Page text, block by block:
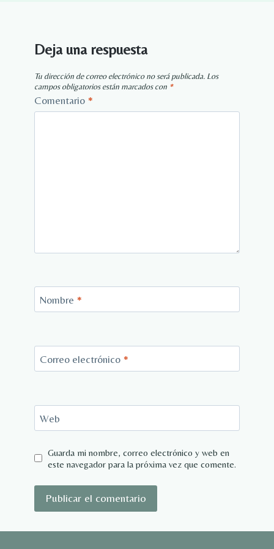
Deja una respuesta
Tu dirección de correo electrónico no será publicada. Los
campos obligatorios están marcados con *
Comentario *
Nombre *
Correo electrónico *
Web
Guarda mi nombre, correo electrónico y web en
este navegador para la próxima vez que comente.